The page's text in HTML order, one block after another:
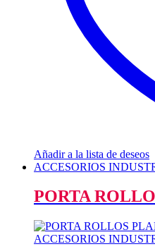
Añadir a la lista de deseos
ACCESORIOS
PORTA
ACCESORIOS